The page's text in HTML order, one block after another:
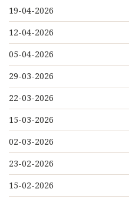
19-04-2026
12-04-2026
05-04-2026
29-03-2026
22-03-2026
15-03-2026
02-03-2026
23-02-2026
15-02-2026